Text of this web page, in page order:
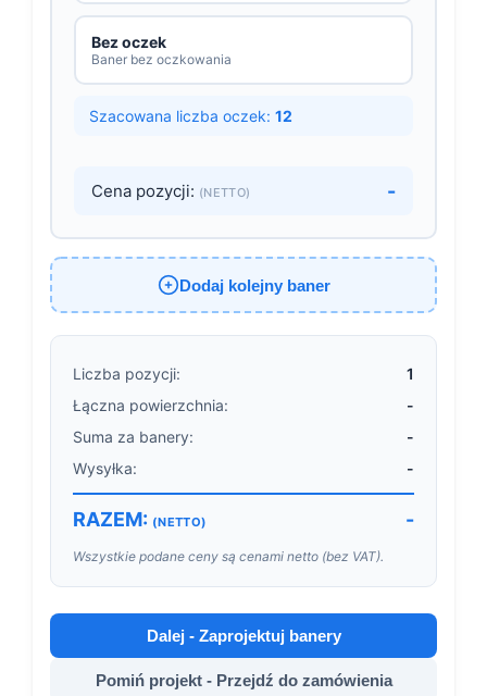
Bez oczek
Baner bez oczkowania
Szacowana liczba oczek: 12
Cena pozycji: (NETTO) -
Dodaj kolejny baner
Liczba pozycji:
1
Łączna powierzchnia:
-
Suma za banery:
-
Wysyłka:
-
RAZEM: (NETTO) -
Wszystkie podane ceny są cenami netto (bez VAT).
Dalej - Zaprojektuj banery
Pomiń projekt - Przejdź do zamówienia